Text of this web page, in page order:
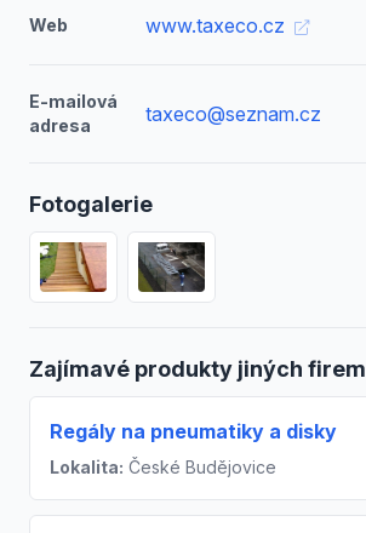
Web www.taxeco.cz
E-mailová
adresa
taxeco@seznam.cz
Fotogalerie
Zajímavé produkty jiných firem
Regály na pneumatiky a disky
Lokalita: České Budějovice